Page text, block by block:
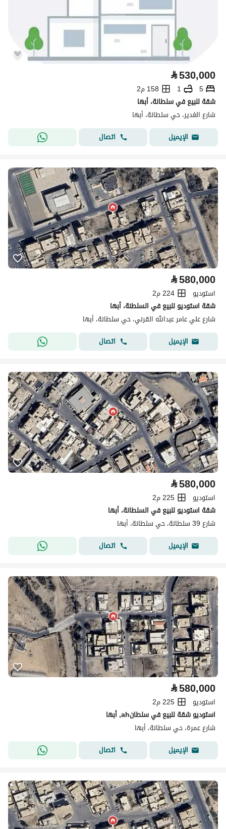
⃁530,000
5
1
158 م2
شقة للبيع في سلطانة، أبها
شارع الغدير، حي سلطانة، أبها
الإيميل
اتصال
⃁580,000
استوديو
224 م2
شقة استوديو للبيع في السلطنة، أبها
شارع علي عامر عبدالله القرني، حي سلطانة، أبها
الإيميل
اتصال
⃁580,000
استوديو
225 م2
شقة استوديو للبيع في السلطانة، أبها
شارع 39 سلطانة، حي سلطانة، أبها
الإيميل
اتصال
⃁580,000
استوديو
225 م2
استوديو شقة للبيع في سلطانah, أبها
شارع عمرة، حي سلطانة، أبها
الإيميل
اتصال